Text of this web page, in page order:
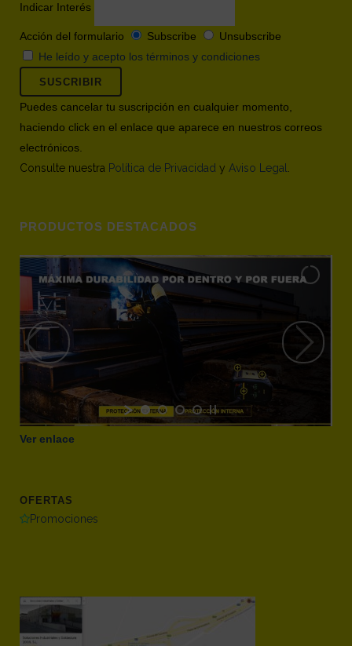
Indicar Interés
Acción del formulario Subscribe
Unsubscribe
He leído y acepto los términos y condiciones
Puedes cancelar tu suscripción en cualquier momento,
haciendo click en el enlace que aparece en nuestros correos
electrónicos.
Consulte nuestra Política de Privacidad y Aviso Legal
PRODUCTOS DESTACADOS
Ver enlace
OFERTAS
Promociones